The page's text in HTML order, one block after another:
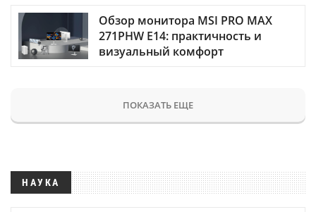
Обзор монитора MSI PRO MAX
271PHW E14: практичность и
визуальный комфорт
ПОКАЗАТЬ ЕЩЕ
НАУКА